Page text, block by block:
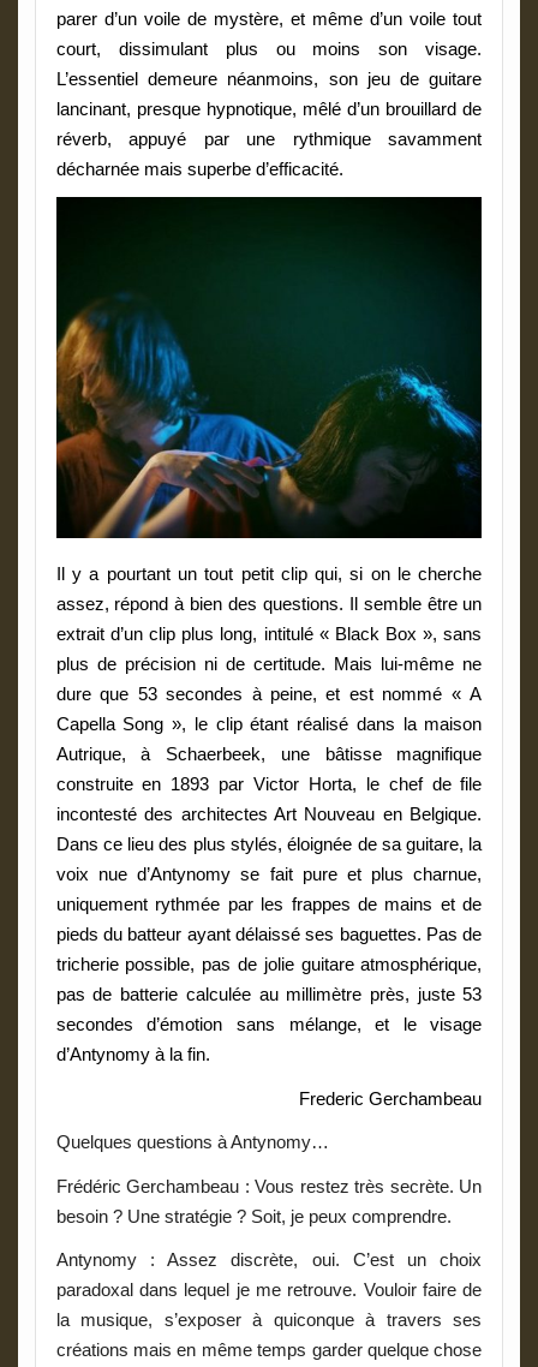
parer d’un voile de mystère, et même d’un voile tout
court, dissimulant plus ou moins son visage.
L’essentiel demeure néanmoins, son jeu de guitare
lancinant, presque hypnotique, mêlé d’un brouillard de
réverb, appuyé par une rythmique savamment
décharnée mais superbe d’efficacité.
Il y a pourtant un tout petit clip qui, si on le cherche
assez, répond à bien des questions. Il semble être un
extrait d’un clip plus long, intitulé « Black Box », sans
plus de précision ni de certitude. Mais lui-même ne
dure que 53 secondes à peine, et est nommé «A
Capella Song », le clip étant réalisé dans la maison
Autrique, à Schaerbeek, une bâtisse magnifique
construite en 1893 par Victor Horta, le chef de file
incontesté des architectes Art Nouveau en Belgique.
Dans ce lieu des plus stylés, éloignée de sa guitare, la
voix nue d’Antynomy se fait pure et plus charnue,
uniquement rythmée par les frappes de mains et de
pieds du batteur ayant délaissé ses baguettes. Pas de
tricherie possible, pas de jolie guitare atmosphérique,
pas de batterie calculée au millimètre près, juste 53
secondes d’émotion sans mélange, et le visage
d’Antynomy à la fin.
Frederic Gerchambeau
Quelques questions à Antynomy…
Frédéric Gerchambeau : Vous restez très secrète. Un
besoin ? Une stratégie ? Soit, je peux comprendre.
Antynomy: Assez discrète, oui. C’est un choix
paradoxal dans lequel je me retrouve. Vouloir faire de
la musique, s’exposer à quiconque à travers ses
créations mais en même temps garder quelque chose